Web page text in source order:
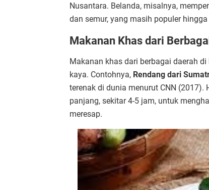
Nusantara. Belanda, misalnya,
dan semur, yang masih populer
Makanan Khas dari
Makanan khas dari berbagai daerah
kaya. Contohnya, Rendang dari
terenak di dunia menurut CNN
panjang, sekitar 4-5 jam, untuk
meresap.